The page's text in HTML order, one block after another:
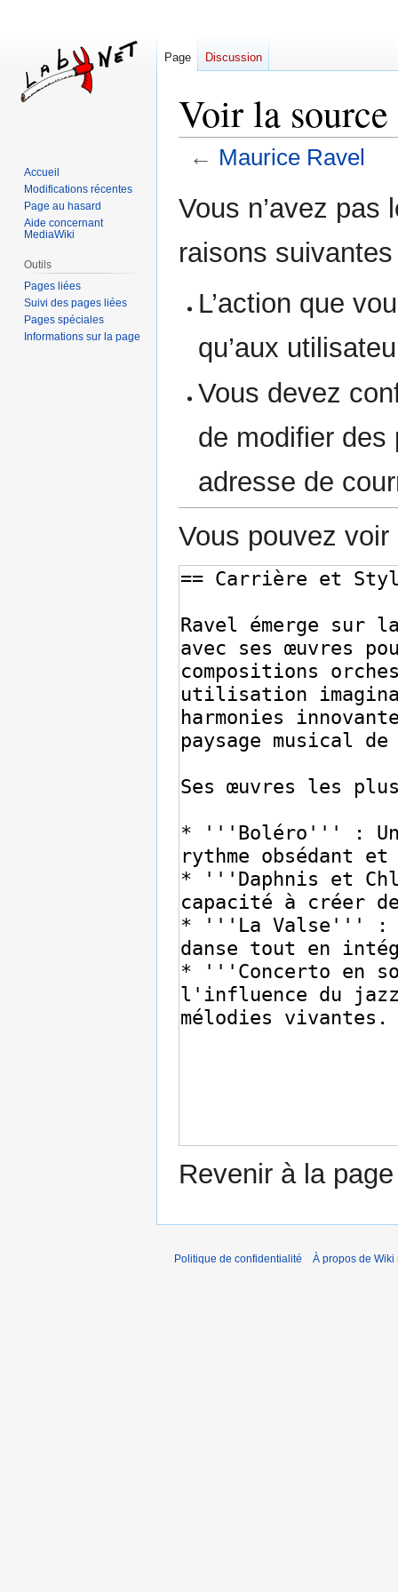
Voir la
← Maurice Ravel
à
navigation
à
recherche
Vous n’avez pas
raisons suivantes
L’action que
qu’aux
Vous devez
de modifier des
adresse de
Vous pouvez
Revenir à la
Page Discussion
Accueil
Modifications récentes
Page au hasard
Aide concernant
MediaWiki
Outils
Pages liées
Suivi des pages liées
Pages spéciales
Informations sur la page
Politique de confidentialité À propos de